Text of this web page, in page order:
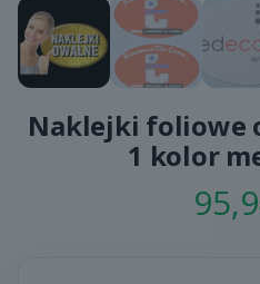
Naklejki foliowe
1 kolor